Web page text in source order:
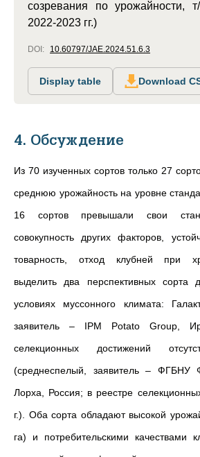
созревания по урожайности,
2022-2023 гг.)
DOI: 10.60797/JAE.2024.51.6.3
Display table Download
4. Обсуждение
Из 70 изученных сортов только 27
среднюю урожайность на уровне
16 сортов превышали свои
совокупность других факторов,
товарность, отход клубней при
выделить два перспективных сорта
условиях муссонного климата:
заявитель – IPM Potato Group,
селекционных достижений
(среднеспелый, заявитель – ФГБНУ
Лорха, Россия; в реестре
г.). Оба сорта обладают высокой
га) и потребительскими качествами